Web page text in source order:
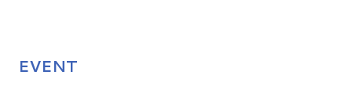
EVENT